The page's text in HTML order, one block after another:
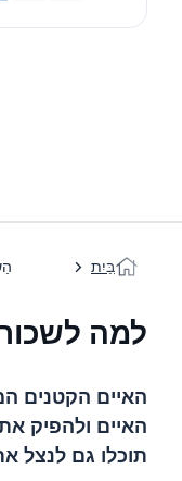
בַּיִת
למה
האיים הקטנים
האיים ולהפיק
תוכלו גם לנצל